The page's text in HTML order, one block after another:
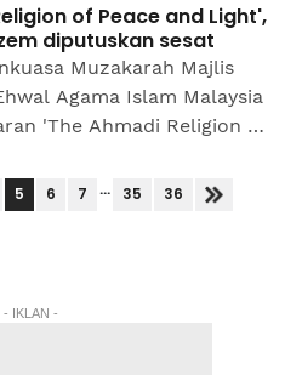
of Peace and Light',
diputuskan sesat
Muzakarah Majlis
Agama Islam Malaysia
'The Ahmadi Religion of
5 6 7 ... 35 36
- IKLAN -